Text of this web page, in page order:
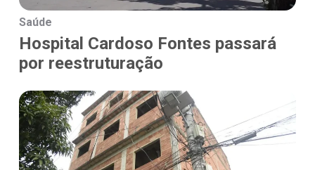
Saúde
Hospital Cardoso Fontes passará
por reestruturação